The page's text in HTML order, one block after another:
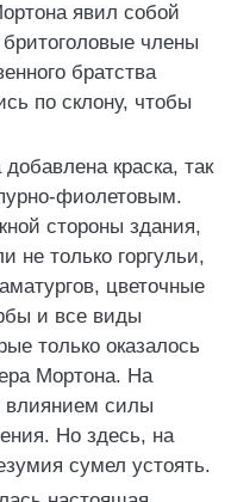
явил собой
члены
братства
по склону, чтобы
краска, так
фиолетовым.
стороны здания,
не только горгульи,
цветочные
и все виды
только оказалось
Мортона. На
влиянием силы
Но здесь, на
сумел устоять.